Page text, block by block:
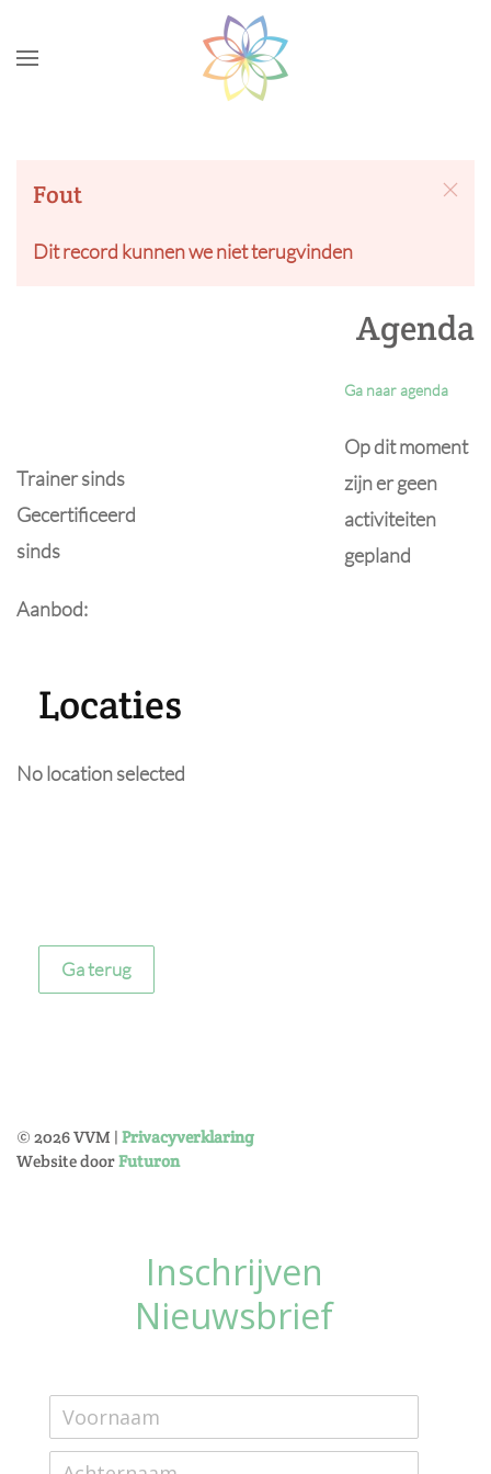
Skip to main content
Fout
Dit record kunnen we niet terugvinden
Trainer sinds
Gecertificeerd
sinds
Aanbod:
Locaties
No location selected
Agenda
Ga naar agenda
Op dit moment
zijn er geen
activiteiten
gepland
Ga terug
© 2026VVM | Privacyverklaring
Website doorFuturon
Inschrijven
Nieuwsbrief